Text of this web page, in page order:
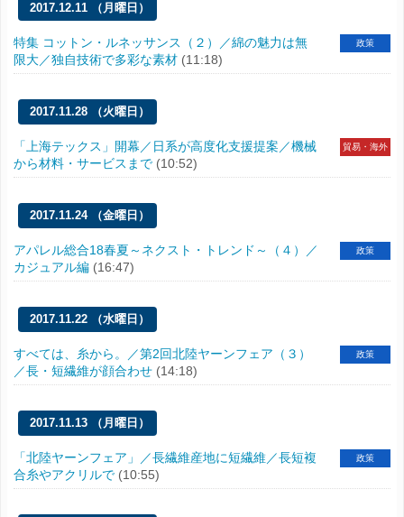
2017.12.11 （月曜日）
特集 コットン・ルネッサンス（２）／綿の魅力は無
限大／独自技術で多彩な素材 (11:18)
政策
2017.11.28 （火曜日）
「上海テックス」開幕／日系が高度化支援提案／機械
から材料・サービスまで (10:52)
貿易・海外
2017.11.24 （金曜日）
アパレル総合18春夏～ネクスト・トレンド～（４）／
カジュアル編 (16:47)
政策
2017.11.22 （水曜日）
すべては、糸から。／第2回北陸ヤーンフェア（３）
／長・短繊維が顔合わせ (14:18)
政策
2017.11.13 （月曜日）
「北陸ヤーンフェア」／長繊維産地に短繊維／長短複
合糸やアクリルで (10:55)
政策